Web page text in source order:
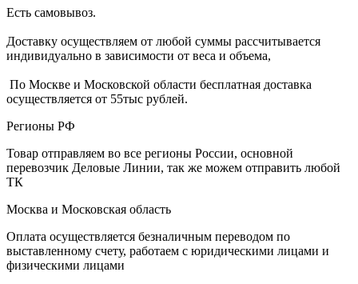
Есть самовывоз.
Доставку осуществляем от любой суммы рассчитывается
индивидуально в зависимости от веса и объема,
По Москве и Московской области бесплатная доставка
осуществляется от 55тыс рублей.
Регионы РФ
Товар отправляем во все регионы России, основной
перевозчик Деловые Линии, так же можем отправить любой
ТК
Москва и Московская область
Оплата осуществляется безналичным переводом по
выставленному счету, работаем с юридическими лицами и
физическими лицами